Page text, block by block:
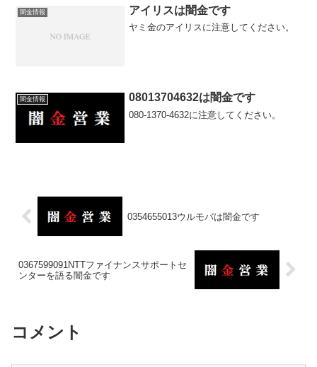
闇金情報 アイリスは闇金です
ヤミ金のアイリスに注意してください。
闇金情報 08013704632は闇金です
080-1370-4632に注意してください。
0354655013ウルモバは闇金です
0367599091NTTファイナンスサポートセ
ンターを語る闇金です
コメント